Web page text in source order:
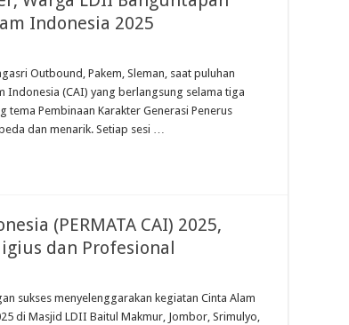
Indonesia 2025
Outbound, Pakem, Sleman, saat puluhan
Indonesia (CAI) yang berlangsung selama tiga
tema Pembinaan Karakter Generasi Penerus
dan menarik. Setiap sesi …
(PERMATA CAI) 2025,
dan Profesional
sukses menyelenggarakan kegiatan Cinta Alam
di Masjid LDII Baitul Makmur, Jombor, Srimulyo,